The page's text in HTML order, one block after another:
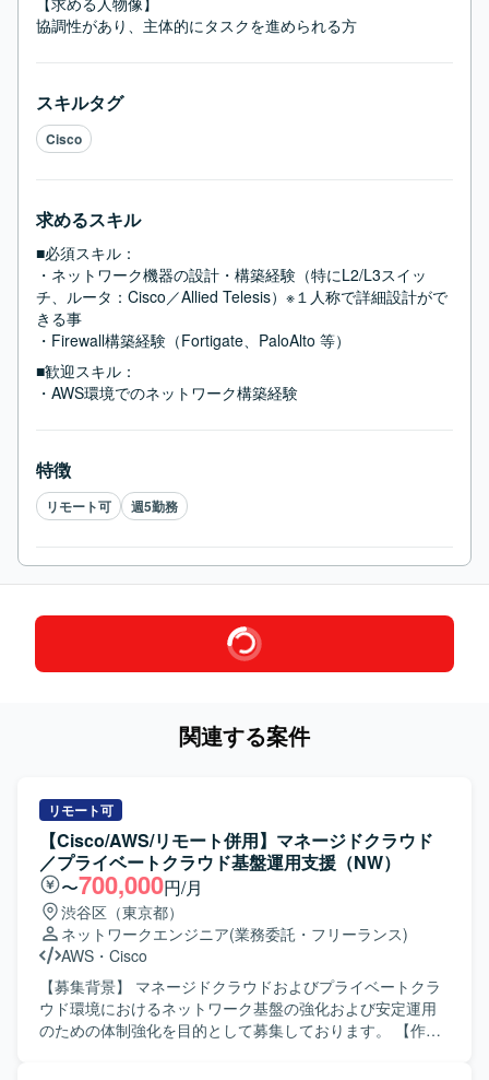
協調性があり、主体的にタスクを進められる方
スキルタグ
Cisco
求めるスキル
■必須スキル：
・ネットワーク機器の設計・構築経験（特にL2/L3スイッ
チ、ルータ：Cisco／Allied Telesis）※１人称で詳細設計がで
きる事
・Firewall構築経験（Fortigate、PaloAlto 等）
■歓迎スキル：
・AWS環境でのネットワーク構築経験
特徴
リモート可 週5勤務
関連する案件
リモート可
【Cisco/AWS/リモート併用】マネージドクラウド
／プライベートクラウド基盤運用支援（NW）
〜700,000円/月
渋谷区（東京都）
ネットワークエンジニア(業務委託・フリーランス)
AWS ・ Cisco
【募集背景】 マネージドクラウドおよびプライベートクラ
ウド環境におけるネットワーク基盤の強化および安定運用
のための体制強化を目的として募集しております。 【作業